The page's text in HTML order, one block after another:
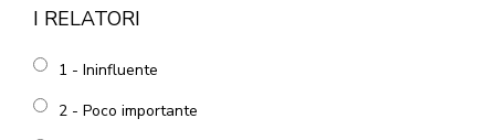
I RELATORI
1 - Ininfluente
2 - Poco importante